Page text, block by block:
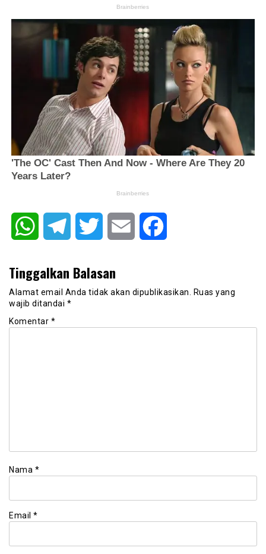
WhatsAppTelegram Twitter Email
Tinggalkan Balasan
Alamat email Anda tidak akan dipublikasikan.
Ruas yang
wajib ditandai *
Komentar *
Nama *
Email *